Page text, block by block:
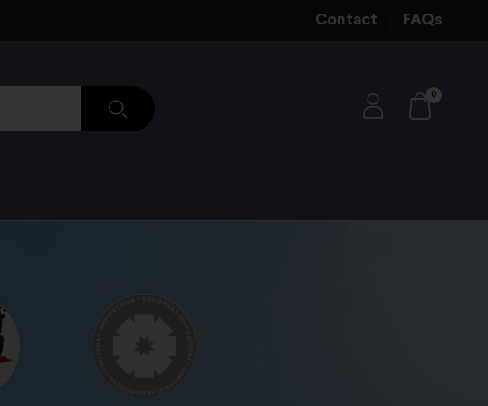
Contact FAQs
0